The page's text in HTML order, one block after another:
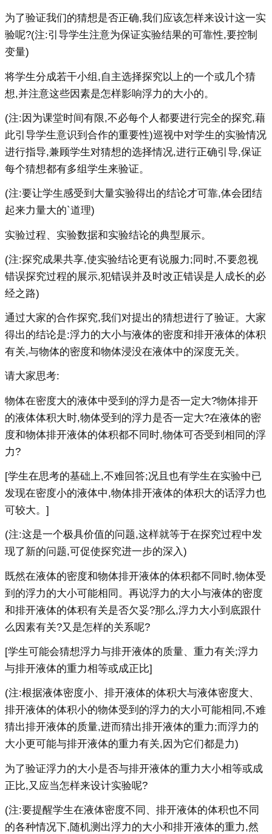
为了验证我们的猜想是否正确,我们应该怎样来设计这一实
验呢?(注:引导学生注意为保证实验结果的可靠性,要控制
变量)
将学生分成若干小组,自主选择探究以上的一个或几个猜
想,并注意这些因素是怎样影响浮力的大小的。
(注:因为课堂时间有限,不必每个人都要进行完全的探究,藉
此引导学生意识到合作的重要性)巡视中对学生的实验情况
进行指导,兼顾学生对猜想的选择情况,进行正确引导,保证
每个猜想都有多组学生来验证。
(注:要让学生感受到大量实验得出的结论才可靠,体会团结
起来力量大的`道理)
实验过程、实验数据和实验结论的典型展示。
(注:探究成果共享,使实验结论更有说服力;同时,不要忽视
错误探究过程的展示,犯错误并及时改正错误是人成长的必
经之路)
通过大家的合作探究,我们对提出的猜想进行了验证。大家
得出的结论是:浮力的大小与液体的密度和排开液体的体积
有关,与物体的密度和物体浸没在液体中的深度无关。
请大家思考:
物体在密度大的液体中受到的浮力是否一定大?物体排开
的液体体积大时,物体受到的浮力是否一定大?在液体的密
度和物体排开液体的体积都不同时,物体可否受到相同的浮
力?
[学生在思考的基础上,不难回答;况且也有学生在实验中已
发现在密度小的液体中,物体排开液体的体积大的话浮力也
可较大。]
(注:这是一个极具价值的问题,这样就等于在探究过程中发
现了新的问题,可促使探究进一步的深入)
既然在液体的密度和物体排开液体的体积都不同时,物体受
到的浮力的大小可能相同。再说浮力的大小与液体的密度
和排开液体的体积有关是否欠妥?那么,浮力大小到底跟什
么因素有关?又是怎样的关系呢?
[学生可能会猜想浮力与排开液体的质量、重力有关;浮力
与排开液体的重力相等或成正比]
(注:根据液体密度小、排开液体的体积大与液体密度大、
排开液体的体积小的物体受到的浮力的大小可能相同,不难
猜出排开液体的质量,进而猜出排开液体的重力;而浮力的
大小更可能与排开液体的重力有关,因为它们都是力)
为了验证浮力的大小是否与排开液体的重力大小相等或成
正比,又应当怎样来设计实验呢?
(注:要提醒学生在液体密度不同、排开液体的体积也不同
的各种情况下,随机测出浮力的大小和排开液体的重力,然